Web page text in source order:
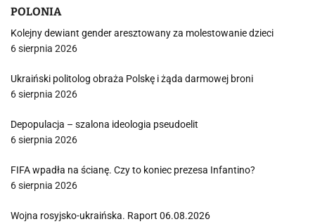
POLONIA
Kolejny dewiant gender aresztowany za molestowanie dzieci
6 sierpnia 2026
Ukraiński politolog obraża Polskę i żąda darmowej broni
6 sierpnia 2026
Depopulacja – szalona ideologia pseudoelit
6 sierpnia 2026
FIFA wpadła na ścianę. Czy to koniec prezesa Infantino?
6 sierpnia 2026
Wojna rosyjsko-ukraińska. Raport 06.08.2026